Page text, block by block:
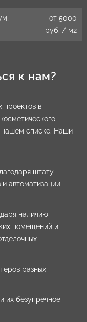
от 5000
руб. / м2
к нам?
проектов в
нашем списке. Наши
штату
автоматизации
наличию
помещений и
разных
их безупречное